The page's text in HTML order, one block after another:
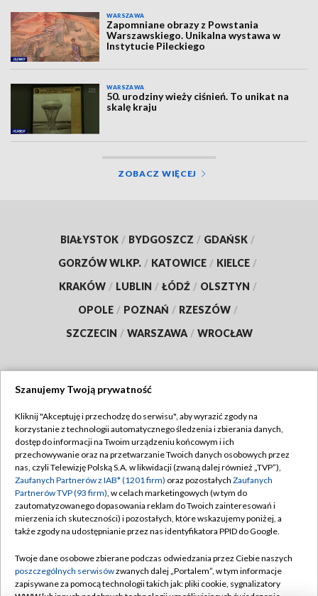
WARSZAWA
Zapomniane obrazy z Powstania
Warszawskiego. Unikalna wystawa w
Instytucie Pileckiego
WARSZAWA
50. urodziny wieży ciśnień. To unikat na
skalę kraju
ZOBACZ WIĘCEJ
BIAŁYSTOK / BYDGOSZCZ / GDAŃSK /
GORZÓW WLKP. / KATOWICE / KIELCE /
KRAKÓW / LUBLIN / ŁÓDŹ / OLSZTYN /
OPOLE / POZNAŃ / RZESZÓW /
SZCZECIN / WARSZAWA / WROCŁAW
TVP
Abonament TVP
Emisja w TVP
Centrum informacji TVP
Naziemna Telewizja Cyfrowa
Rada Programowa
System NOS
Regulamin TVP
Polityka prywatności
Moje zgody
Pomoc
Kontakt
Szanujemy Twoją prywatność
Kliknij "Akceptuję i przechodzę do serwisu", aby wyrazić zgody na
korzystanie z technologii automatycznego śledzenia i zbierania danych,
dostęp do informacji na Twoim urządzeniu końcowym i ich
przechowywanie oraz na przetwarzanie Twoich danych osobowych przez
nas, czyli Telewizję Polską S.A. w likwidacji (zwaną dalej również „TVP”),
Zaufanych Partnerów z IAB* (1201 firm) oraz pozostałych Zaufanych
Partnerów TVP (93 firm), w celach marketingowych (w tym do
zautomatyzowanego dopasowania reklam do Twoich zainteresowań i
mierzenia ich skuteczności) i pozostałych, które wskazujemy poniżej, a
także zgody na udostępnianie przez nas identyfikatora PPID do Google.
Twoje dane osobowe zbierane podczas odwiedzania przez Ciebie naszych
poszczególnych serwisówzwanych dalej „Portalem”, w tym informacje
zapisywane za pomocą technologii takich jak: pliki cookie, sygnalizatory